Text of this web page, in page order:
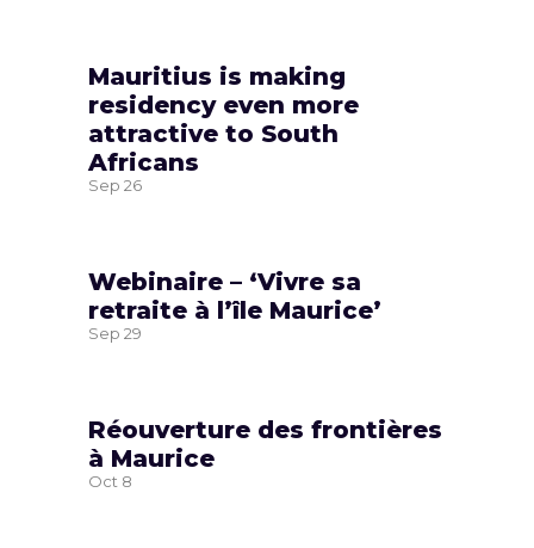
Mauritius is making
residency even more
attractive to South
Africans
Sep 26
Webinaire – ‘Vivre sa
retraite à l’île Maurice’
Sep 29
Réouverture des frontières
à Maurice
Oct 8